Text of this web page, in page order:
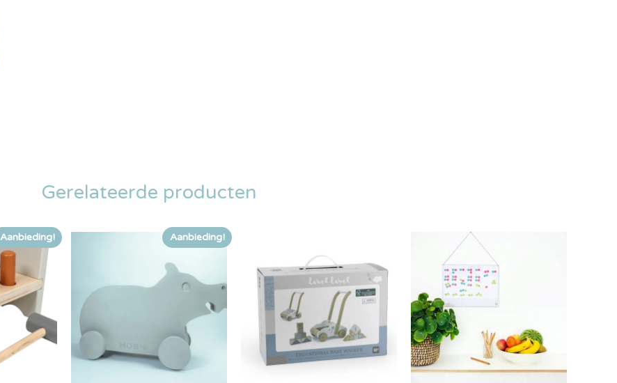
Gerelateerde producten
Aanbieding! Aanbieding!